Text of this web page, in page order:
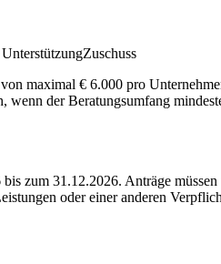
Zuschuss
maximal € 6.000 pro
der Beratungsumfang
zum 31.12.2026. Anträge
oder einer anderen